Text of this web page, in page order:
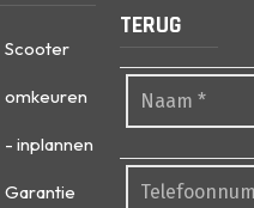
Scooter
omkeuren
- inplannen
Garantie
TERUG